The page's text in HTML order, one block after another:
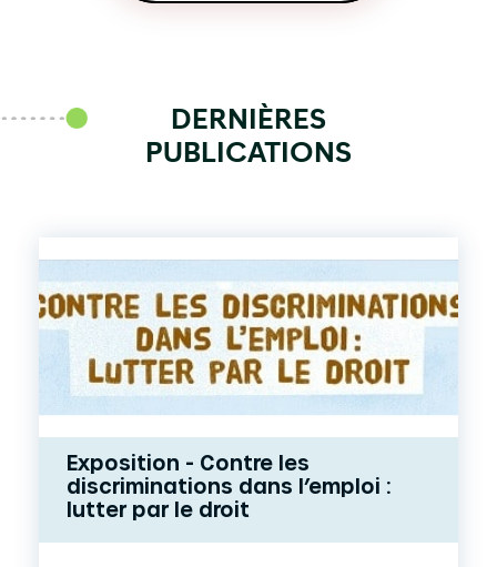
DERNIÈRES
PUBLICATIONS
Exposition - Contre les
discriminations dans l’emploi :
lutter par le droit